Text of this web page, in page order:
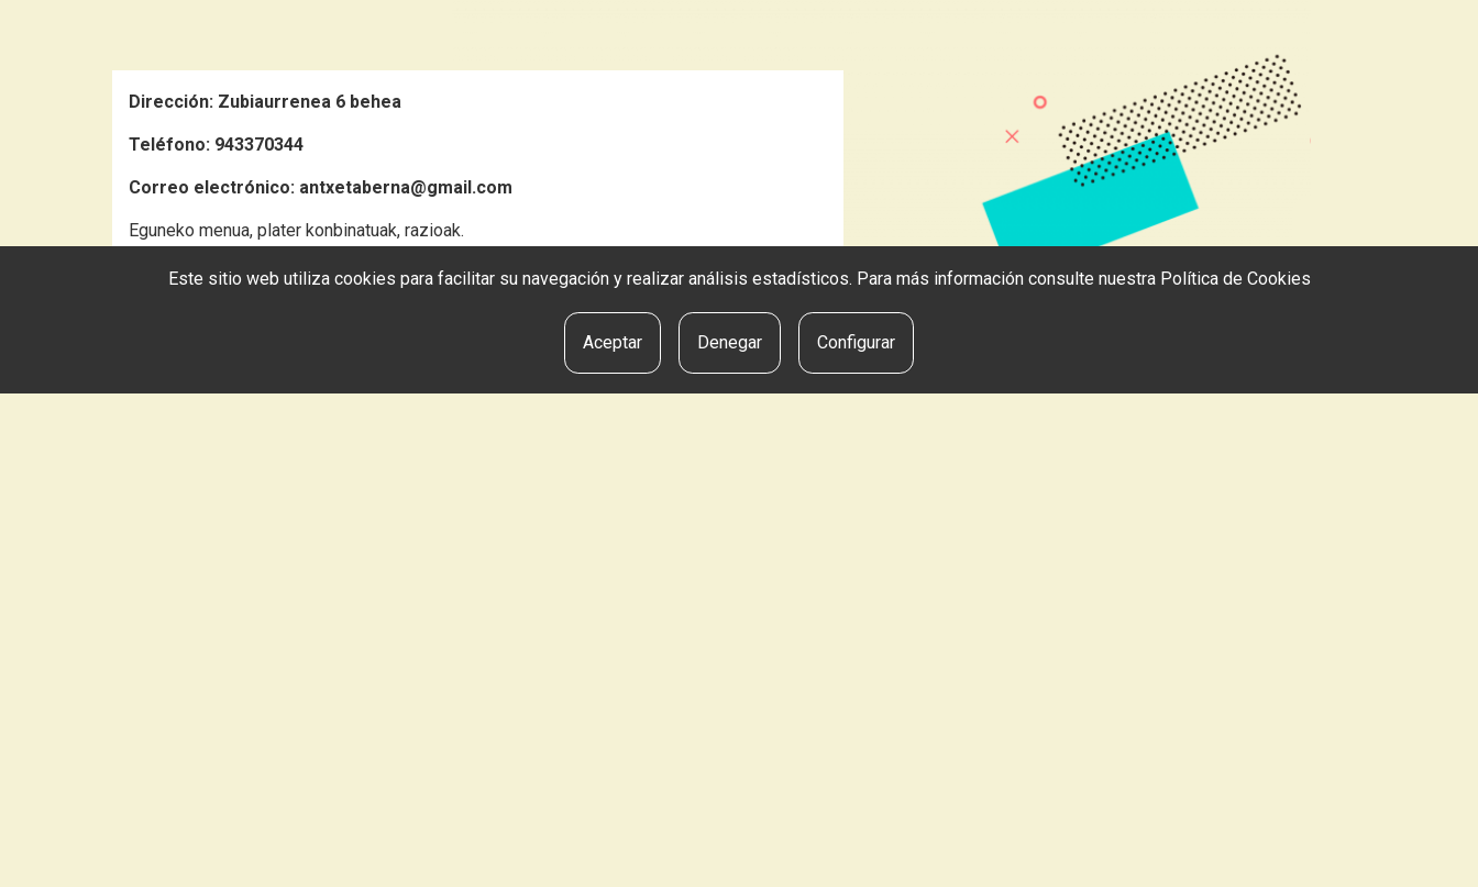
Dirección: Zubiaurrenea 6 behea
Teléfono: 943370344
Correo electrónico: antxetaberna@gmail.com
Eguneko menua, plater konbinatuak, razioak.
NUESTRA OFERTA
Este sitio web utiliza cookies para facilitar su navegación y realizar análisis estadísticos. Para más información consulte nuestra Política de Cookies
Aceptar Denegar Configurar